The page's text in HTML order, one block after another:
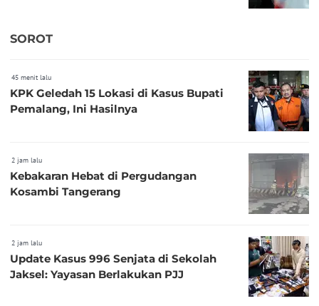
SOROT
45 menit lalu
KPK Geledah 15 Lokasi di Kasus Bupati
Pemalang, Ini Hasilnya
2 jam lalu
Kebakaran Hebat di Pergudangan
Kosambi Tangerang
2 jam lalu
Update Kasus 996 Senjata di Sekolah
Jaksel: Yayasan Berlakukan PJJ